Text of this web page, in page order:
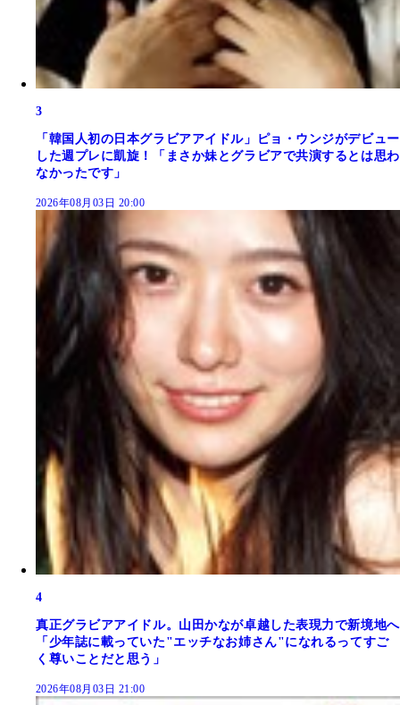
3
「韓国人初の日本グラビアアイドル」ピョ・ウンジがデビュー
した週プレに凱旋！「まさか妹とグラビアで共演するとは思わ
なかったです」
2026年08月03日 20:00
4
真正グラビアアイドル。山田かなが卓越した表現力で新境地へ
「少年誌に載っていた"エッチなお姉さん"になれるってすご
く尊いことだと思う」
2026年08月03日 21:00